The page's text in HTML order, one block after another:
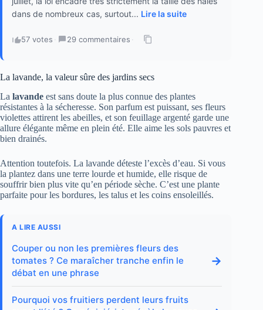
dans de nombreux cas, surtout... Lire la suite
57 votes · 29 commentaires ·
La lavande, la valeur sûre des jardins secs
La lavande est sans doute la plus connue des plantes
résistantes à la sécheresse. Son parfum est puissant, ses fleurs
violettes attirent les abeilles, et son feuillage argenté garde une
allure élégante même en plein été. Elle aime les sols pauvres et
bien drainés.
Attention toutefois. La lavande déteste l’excès d’eau. Si vous
la plantez dans une terre lourde et humide, elle risque de
souffrir bien plus vite qu’en période sèche. C’est une plante
parfaite pour les bordures, les talus et les coins ensoleillés.
A LIRE AUSSI
Couper ou non les premières fleurs des
tomates ? Ce maraîcher tranche enfin le
débat en une phrase
→
Pourquoi vos fruitiers perdent leurs fruits